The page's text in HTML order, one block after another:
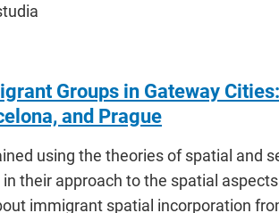
Groups in Gateway Cities:
and Prague
using the theories of spatial and
their approach to the spatial
immigrant spatial incorporation